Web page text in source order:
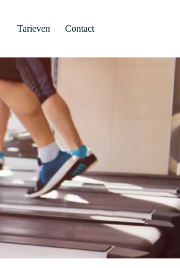
Tarieven Contact